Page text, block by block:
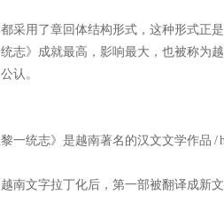
采用了章回体结构形式，这种形式正
志》成就最高，影响最大，也被称为
认。
一统志》是越南著名的汉文文学作品 /
南文字拉丁化后，第一部被翻译成新